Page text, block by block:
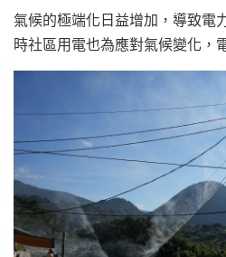
氣候的極端化日益增加，導致電
時社區用電也為應對氣候變化，